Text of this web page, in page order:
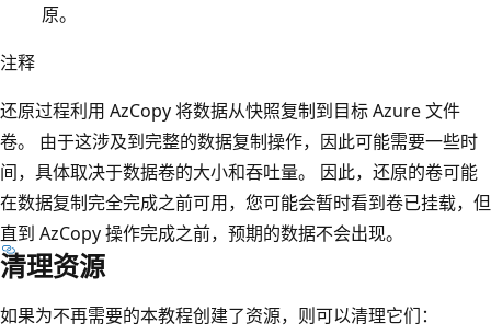
原。
注释
还原过程利用 AzCopy 将数据从快照复制到目标 Azure 文件
卷。 由于这涉及到完整的数据复制操作，因此可能需要一些时
间，具体取决于数据卷的大小和吞吐量。 因此，还原的卷可能
在数据复制完全完成之前可用，您可能会暂时看到卷已挂载，但
直到 AzCopy 操作完成之前，预期的数据不会出现。
清理资源
如果为不再需要的本教程创建了资源，则可以清理它们：